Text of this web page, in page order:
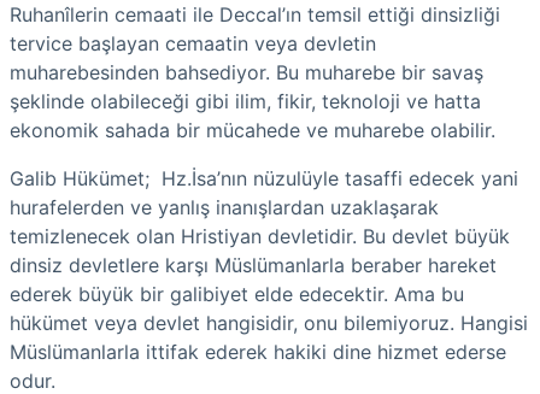
Ruhanîlerin cemaati ile Deccal’ın temsil ettiği dinsizliği
tervice başlayan cemaatin veya devletin
muharebesinden bahsediyor. Bu muharebe bir savaş
şeklinde olabileceği gibi ilim, fikir, teknoloji ve hatta
ekonomik sahada bir mücahede ve muharebe olabilir.
Galib Hükümet; Hz.İsa’nın nüzulüyle tasaffi edecek yani
hurafelerden ve yanlış inanışlardan uzaklaşarak
temizlenecek olan Hristiyan devletidir. Bu devlet büyük
dinsiz devletlere karşı Müslümanlarla beraber hareket
ederek büyük bir galibiyet elde edecektir. Ama bu
hükümet veya devlet hangisidir, onu bilemiyoruz. Hangisi
Müslümanlarla ittifak ederek hakiki dine hizmet ederse
odur.